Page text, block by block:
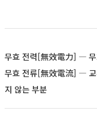
무효 전력[無效電力] ― 무
무효 전류[無效電流] ― 교
지 않는 부분